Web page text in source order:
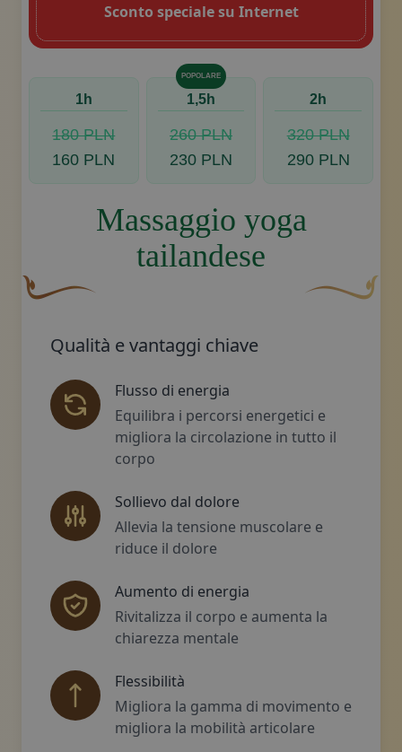
Sconto speciale su Internet
1h
180 PLN
160 PLN
POPOLARE
1,5h
260 PLN
230 PLN
2h
320 PLN
290 PLN
Massaggio yoga
tailandese
Qualità e vantaggi chiave
Flusso di energia
Equilibra i percorsi energetici e
migliora la circolazione in tutto il
corpo
Sollievo dal dolore
Allevia la tensione muscolare e
riduce il dolore
Aumento di energia
Rivitalizza il corpo e aumenta la
chiarezza mentale
Flessibilità
Migliora la gamma di movimento e
migliora la mobilità articolare